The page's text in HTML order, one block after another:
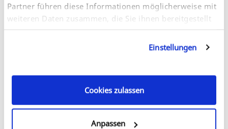
Partner führen diese Informationen möglicherweise mit
weiteren Daten zusammen, die Sie ihnen bereitgestellt
haben oder die sie im Rahmen Ihrer Nutzung der
Dienste gesammelt haben. Sie geben Einwilligung zu
unseren Cookies, wenn Sie unsere Webseite weiterhin
Einstellungen
Cookies zulassen
Anpassen